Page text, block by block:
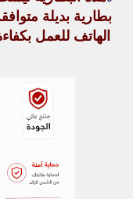
بطارية بديلة
الهاتف للعمل